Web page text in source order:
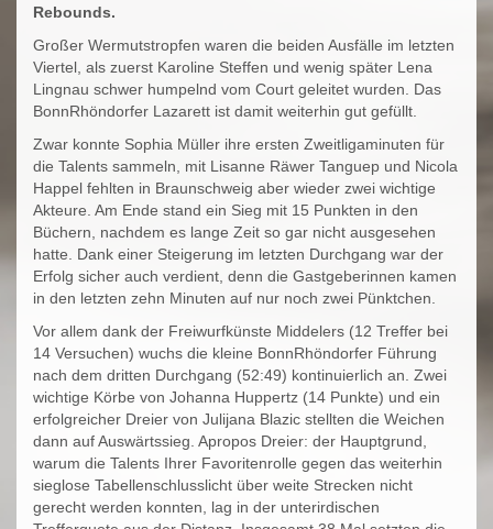
Rebounds.
Großer Wermutstropfen waren die beiden Ausfälle im letzten
Viertel, als zuerst Karoline Steffen und wenig später Lena
Lingnau schwer humpelnd vom Court geleitet wurden. Das
BonnRhöndorfer Lazarett ist damit weiterhin gut gefüllt.
Zwar konnte Sophia Müller ihre ersten Zweitligaminuten für
die Talents sammeln, mit Lisanne Räwer Tanguep und Nicola
Happel fehlten in Braunschweig aber wieder zwei wichtige
Akteure. Am Ende stand ein Sieg mit 15 Punkten in den
Büchern, nachdem es lange Zeit so gar nicht ausgesehen
hatte. Dank einer Steigerung im letzten Durchgang war der
Erfolg sicher auch verdient, denn die Gastgeberinnen kamen
in den letzten zehn Minuten auf nur noch zwei Pünktchen.
Vor allem dank der Freiwurfkünste Middelers (12 Treffer bei
14 Versuchen) wuchs die kleine BonnRhöndorfer Führung
nach dem dritten Durchgang (52:49) kontinuierlich an. Zwei
wichtige Körbe von Johanna Huppertz (14 Punkte) und ein
erfolgreicher Dreier von Julijana Blazic stellten die Weichen
dann auf Auswärtssieg. Apropos Dreier: der Hauptgrund,
warum die Talents Ihrer Favoritenrolle gegen das weiterhin
sieglose Tabellenschlusslicht über weite Strecken nicht
gerecht werden konnten, lag in der unterirdischen